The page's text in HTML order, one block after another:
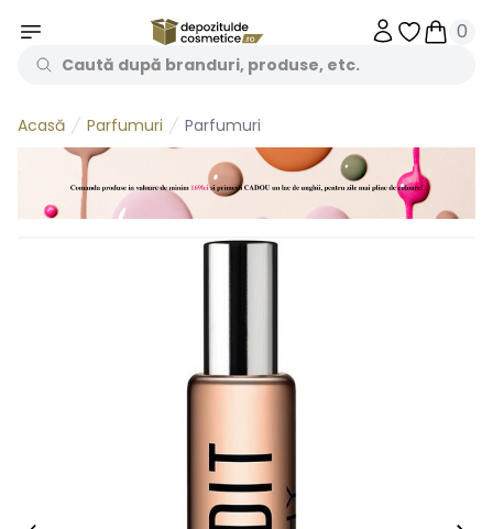
Obiecte
0
Acasă Parfumuri Parfumuri